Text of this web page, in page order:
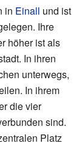
in Einall und ist
Ihre
höher ist als
In ihren
unterwegs,
In ihrem
die vier
sind.
Platz